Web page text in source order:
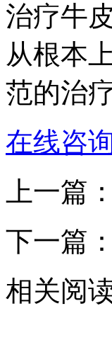
治疗牛
从根本
范的治疗
在线咨
上一篇：
下一篇：
相关阅